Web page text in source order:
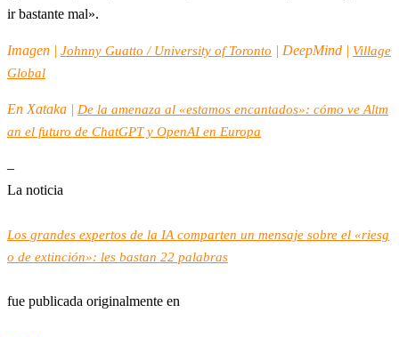
ir bastante mal».
Imagen | Johnny Guatto / University of Toronto | DeepMind | Village
Global
En Xataka | De la amenaza al «estamos encantados»: cómo ve Altm
an el futuro de ChatGPT y OpenAI en Europa
–
La noticia
Los grandes expertos de la IA comparten un mensaje sobre el «riesg
o de extinción»: les bastan 22 palabras
fue publicada originalmente en